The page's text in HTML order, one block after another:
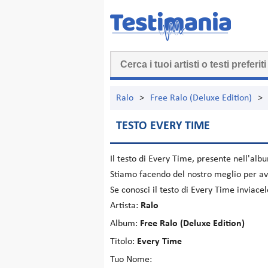
Ralo > Free Ralo (Deluxe Edition) >
TESTO EVERY TIME
Il testo di Every Time, presente
Stiamo facendo del nostro meglio per
Se conosci il testo di Every Time
Artista: Ralo
Album: Free Ralo (Deluxe Edition)
Titolo: Every Time
Tuo Nome: